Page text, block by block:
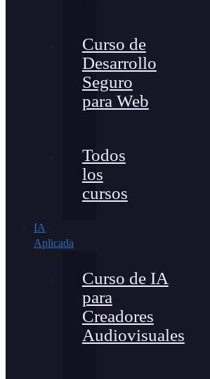
Curso de
Desarrollo
Seguro
para Web
Todos
los
cursos
IA
Aplicada
Curso de IA
para
Creadores
Audiovisuales